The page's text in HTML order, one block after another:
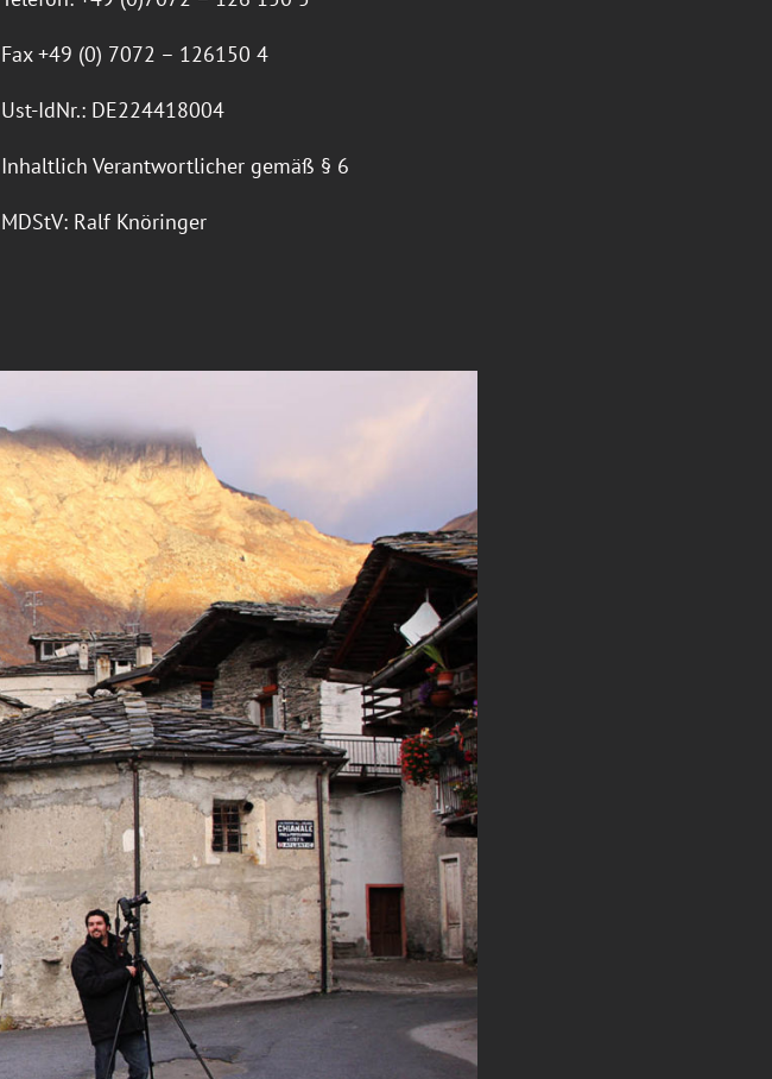
Fax +49 (0) 7072 – 126150 4
Ust-IdNr.: DE224418004
Inhaltlich Verantwortlicher gemäß § 6
MDStV: Ralf Knöringer